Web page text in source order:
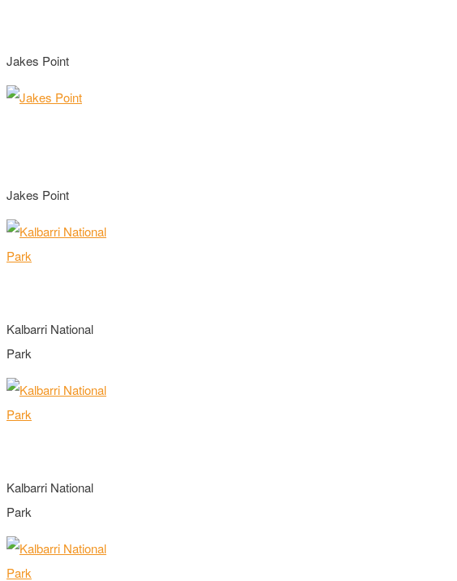
Jakes Point
Jakes Point
Kalbarri National
Park
Kalbarri National
Park